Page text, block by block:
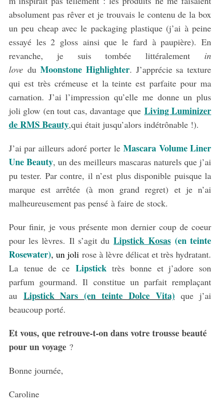
absolument pas rêver et je trouvais le contenu de la box
un peu cheap avec le packaging plastique (j’ai à peine
essayé les 2 gloss ainsi que le fard à paupière). En
revanche, je suis tombée littéralementin
loveduMoonstone Highlighter. J’apprécie sa texture
qui est très crémeuse et la teinte est parfaite pour ma
carnation. J’ai l’impression qu’elle me donne un plus
joli glow (en tout cas, davantage que Living Luminizer
de RMS Beauty,qui était jusqu’alors indétrônable !).
J’ai par ailleurs adoré porter leMascara Volume Liner
Une Beauty, un des meilleurs mascaras naturels que j’ai
pu tester. Par contre, il n’est plus disponible puisque la
marque est arrêtée (à mon grand regret) et je n’ai
malheureusement pas pensé à faire de stock.
Pour finir, je vous présente mon dernier coup de coeur
pour les lèvres. Il s’agit du Lipstick Kosas(en teinte
Rosewater), un jolirose à lèvre délicat et très hydratant.
La tenue de ceLipsticktrès bonne et j’adore son
parfum gourmand. Il constitue un parfait remplaçant
au Lipstick Nars (en teinte Dolce Vita)que j’ai
beaucoup porté.
Et vous, que retrouve-t-on dans votre trousse beauté
pour un voyage?
Bonne journée,
Caroline